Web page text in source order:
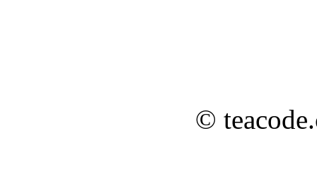
©